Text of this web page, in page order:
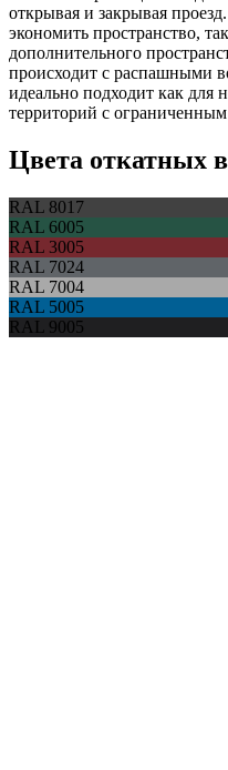
открывая и закрывая
экономить пространство,
дополнительного
происходит с распашными
идеально подходит как для
территорий с
Цвета откатных
RAL 8017
RAL 6005
RAL 3005
RAL 7024
RAL 7004
RAL 5005
RAL 9005